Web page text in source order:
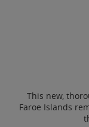
This new,
Faroe Islands